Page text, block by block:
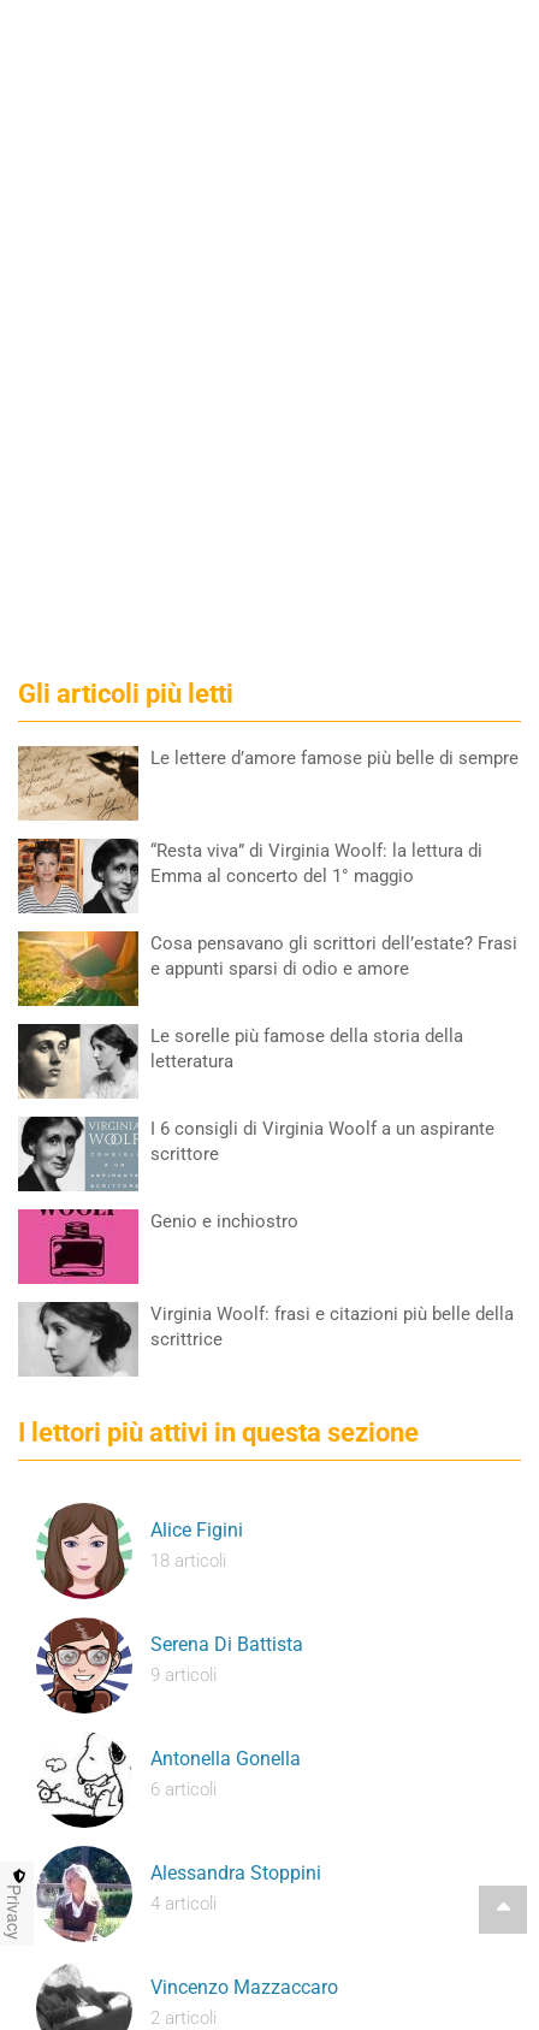
Gli articoli più letti
Le lettere d’amore famose più belle di sempre
“Resta viva” di Virginia Woolf: la lettura di
Emma al concerto del 1° maggio
Cosa pensavano gli scrittori dell’estate? Frasi
e appunti sparsi di odio e amore
Le sorelle più famose della storia della
letteratura
I 6 consigli di Virginia Woolf a un aspirante
scrittore
Genio e inchiostro
Virginia Woolf: frasi e citazioni più belle della
scrittrice
I lettori più attivi in questa sezione
Alice Figini
18 articoli
Serena Di Battista
9 articoli
Antonella Gonella
6 articoli
Alessandra Stoppini
4 articoli
Vincenzo Mazzaccaro
2 articoli
Privacy